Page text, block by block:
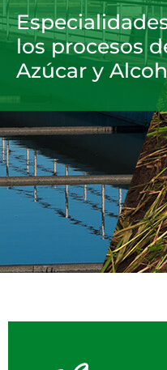
los procesos
Azúcar y